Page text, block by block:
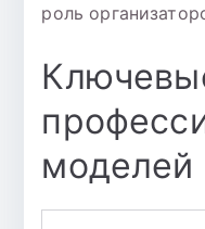
роль
моделей